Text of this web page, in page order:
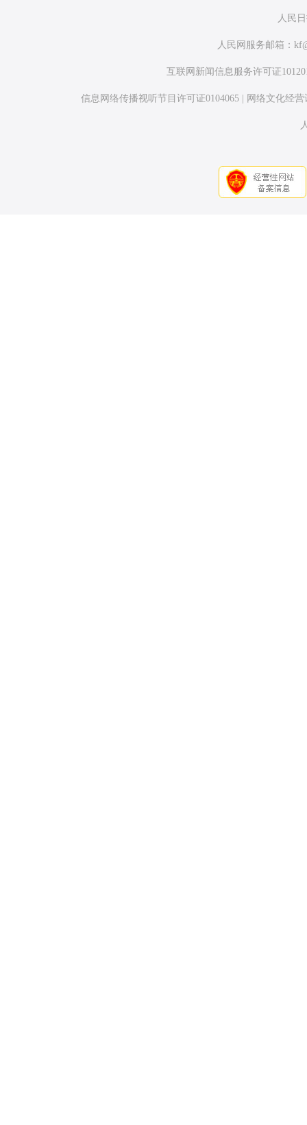
人民
人民网服务邮箱：
互联网新闻信息服务许可证
信息网络传播视听节目许可证0104065| 网络文化经营